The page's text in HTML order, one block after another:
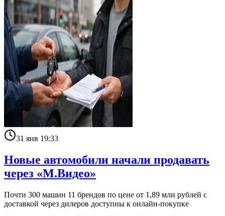
31 янв 19:33
Новые автомобили начали продавать
через «М.Видео»
Почти 300 машин 11 брендов по цене от 1,89 млн рублей с
доставкой через дилеров доступны к онлайн-покупке